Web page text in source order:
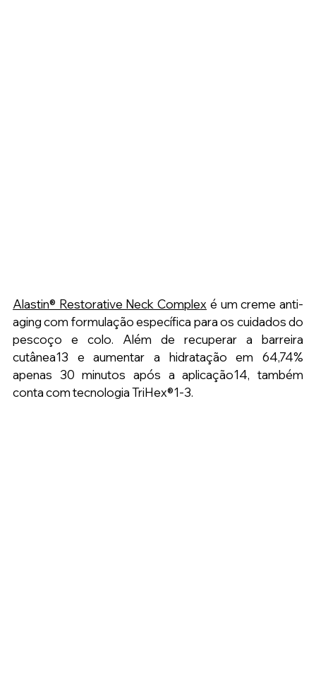
Alastin® Restorative Neck Complex é um creme anti-
aging com formulação específica para os cuidados do
pescoço e colo. Além de recuperar a barreira
cutânea13 e aumentar a hidratação em 64,74%
apenas 30 minutos após a aplicação14, também
conta com tecnologia TriHex®1-3.